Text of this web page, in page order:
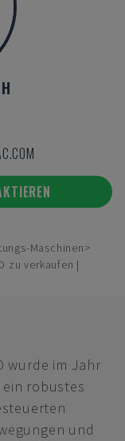
Maschinen
zu verkaufen |
wurde im Jahr
robustes
und